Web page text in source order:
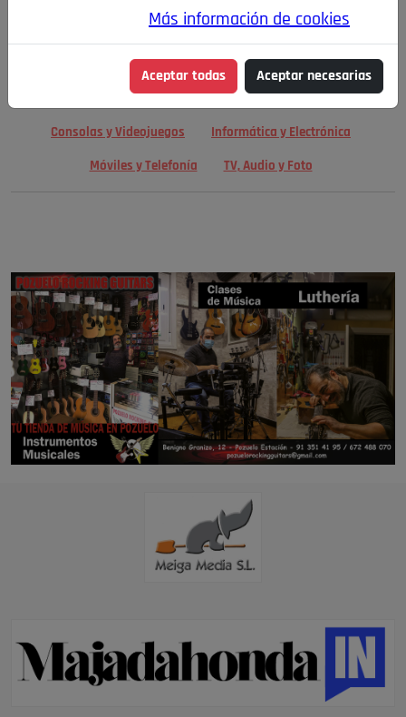
Motor y Accesorios Motos Ocio
Cine, Libros y Música Coleccionismo Otros
Consolas y Videojuegos Informática y Electrónica
Móviles y Telefonía TV, Audio y Foto
Más información de cookies
Aceptar todas Aceptar necesarias